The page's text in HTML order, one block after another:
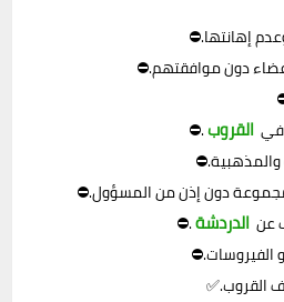
إهانتها.⛔
دون موافقتهم.⛔
في القروب.⛔
والمذهبية.⛔
دون إذن من المسؤول.⛔
عن الدردشة.⛔
الفيروسات.⛔
القروب.✅